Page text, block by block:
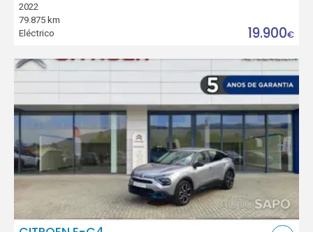
2022
79.875 km
Eléctrico
19.900€